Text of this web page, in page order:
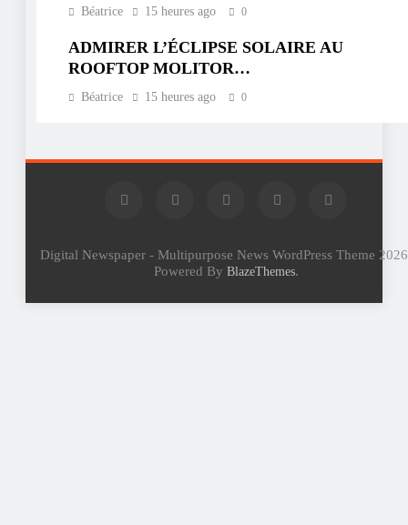
Béatrice 15 heures ago 0
ADMIRER L’ÉCLIPSE SOLAIRE AU
ROOFTOP MOLITOR…
Béatrice 15 heures ago 0
Digital Newspaper - Multipurpose News WordPress Theme
Powered By BlazeThemes.